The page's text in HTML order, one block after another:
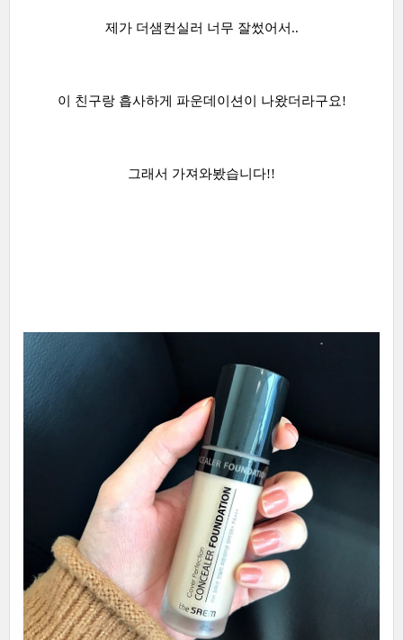
제가 더샘컨실러 너무 잘썼어서..
이 친구랑 흡사하게 파운데이션이 나왔더라구요!
그래서 가져와봤습니다!!